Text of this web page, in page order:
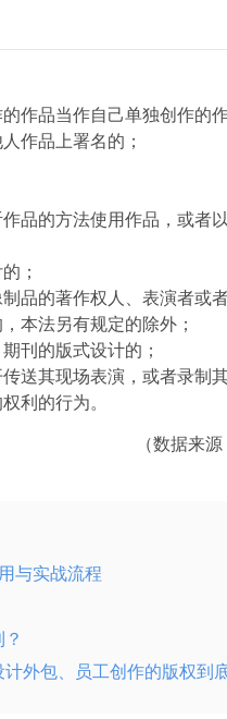
作品当作自己单独创作的
作品上署名的；
品的方法使用作品，或者
；
品的著作权人、表演者或
本法另有规定的除外；
刊的版式设计的；
送其现场表演，或者录制
利的行为。
（数据来
与实战流程
外包、员工创作的版权到